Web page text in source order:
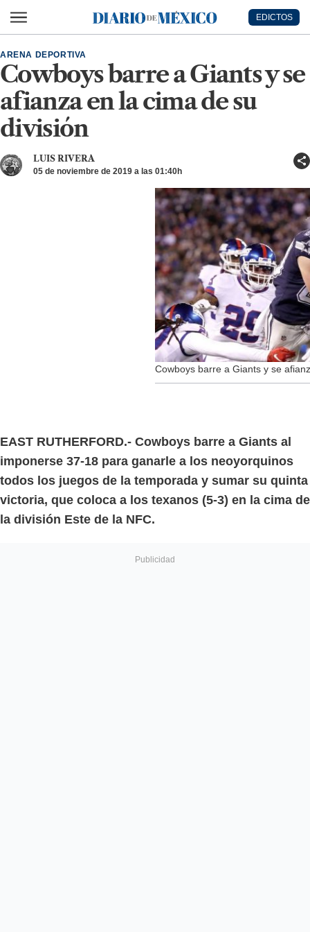
Diario de México
EDICTOS
Cowboys barre a Giants y se
afianza en la cima de su
división
ARENA DEPORTIVA
LUIS RIVERA
05 de noviembre de 2019 a las 01:40h
Cowboys barre a Giants y se
EAST RUTHERFORD.- Cowboys barre a Giants al
imponerse 37-18 para ganarle a los neoyorquinos
todos los juegos de la temporada y sumar su quinta
victoria, que coloca a los texanos (5-3) en la cima de
la división Este de la NFC.